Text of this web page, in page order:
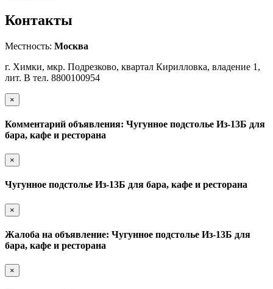
Контакты
Местность: Москва
г. Химки, мкр. Подрезково, квартал Кирилловка, владение 1,
лит. В тел. 8800100954
×
Комментарий объявления: Чугунное подстолье Из-13Б для
бара, кафе и ресторана
×
Чугунное подстолье Из-13Б для бара, кафе и ресторана
×
Жалоба на объявление: Чугунное подстолье Из-13Б для
бара, кафе и ресторана
×